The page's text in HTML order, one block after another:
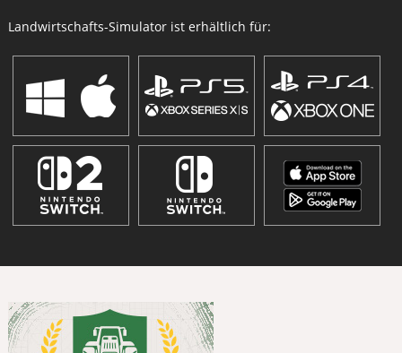
Landwirtschafts-Simulator ist erhältlich für: